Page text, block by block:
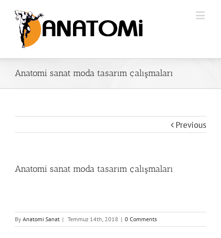
Anatomi sanat moda tasarım çalışmaları
Previous
Anatomi sanat moda tasarım çalışmaları
By Anatomi Sanat | Temmuz 14th, 2018 | 0 Comments